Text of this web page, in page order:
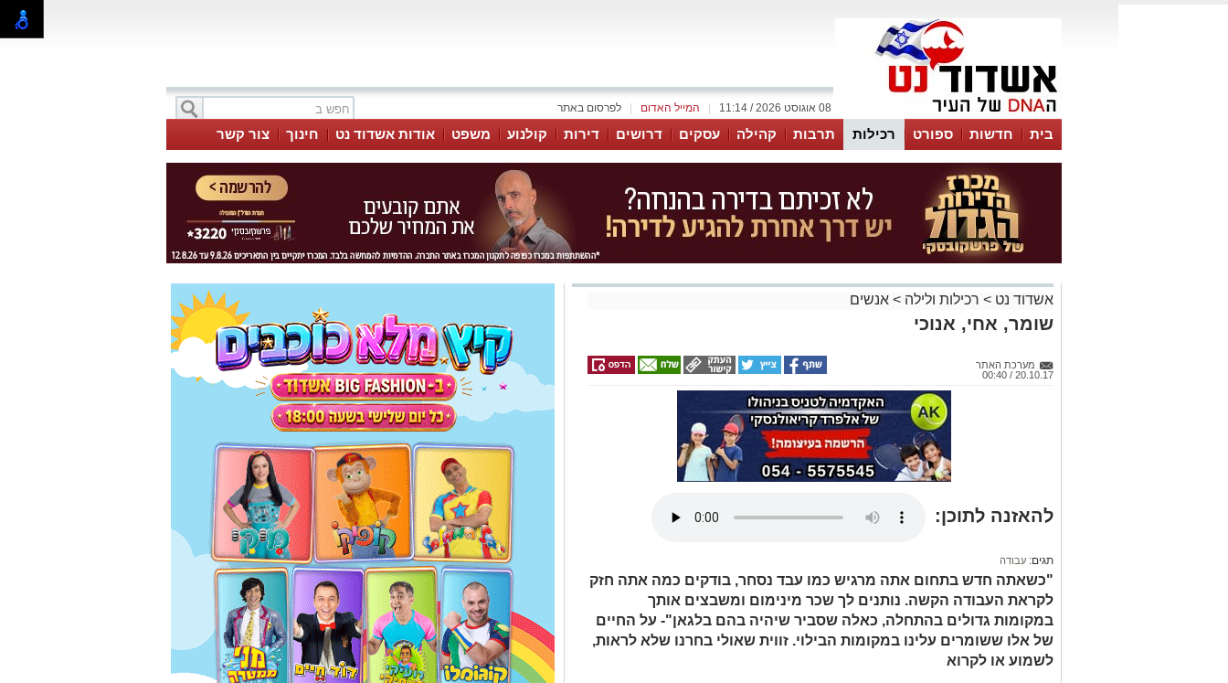
לפרסום באתר המייל האדום 08 אוגוסט 2026 / 11:14
בית חדשות ספורט רכילות תרבות קהילה עסקים דרושים דירות קולנוע משפט אודות אשדוד נט חינוך צור קשר
אשדוד נט > רכילות ולילה > אנשים
שומר, אחי, אנוכי
מערכת האתר
20.10.17 / 00:40
להאזנה לתוכן:
תגים: עבודה
"כשאתה חדש בתחום אתה מרגיש כמו עבד נסחר, בודקים כמה אתה חזק
לקראת העבודה הקשה. נותנים לך שכר מינימום ומשבצים אותך
במקומות גדולים בהתחלה, כאלה שסביר שיהיה בהם בלגאן"- על החיים
של אלו ששומרים עלינו במקומות הבילוי. זווית שאולי בחרנו שלא לראות,
לשמוע או לקרוא